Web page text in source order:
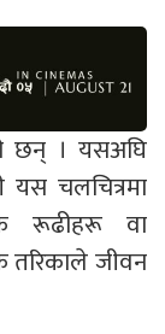
छन् । यसअघि
यस चलचित्रमा
रूढीहरू वा
तरिकाले जीवन